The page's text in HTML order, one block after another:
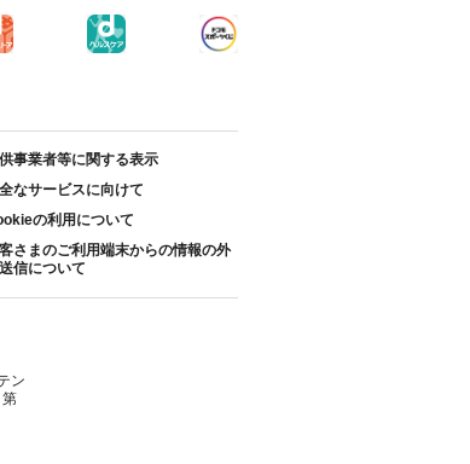
事業者等に関する表示
なサービスに向けて
の利用について
さまのご利用端末からの情報の外
信について
ン